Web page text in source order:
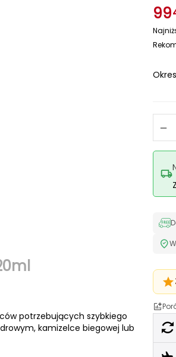
99
−
potrzebujących szybkiego
kamizelce biegowej lub